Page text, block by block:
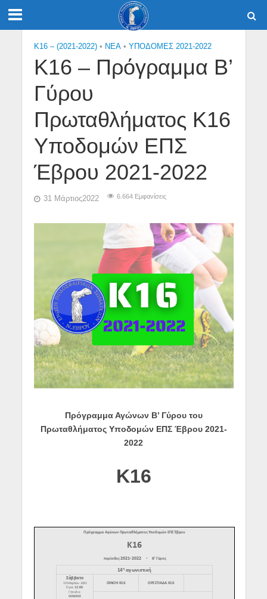
K16 – (2021-2022) • NEA • ΥΠΟΔΟΜΕΣ 2021-2022
Κ16 – Πρόγραμμα Β’
Γύρου
Πρωταθλήματος Κ16
Υποδομών ΕΠΣ
Έβρου 2021-2022
31 Μάρτιος2022 6.664 Εμφανίσεις
Πρόγραμμα Αγώνων Β’ Γύρου του
Πρωταθλήματος Υποδομών ΕΠΣ Έβρου 2021-
2022
K16